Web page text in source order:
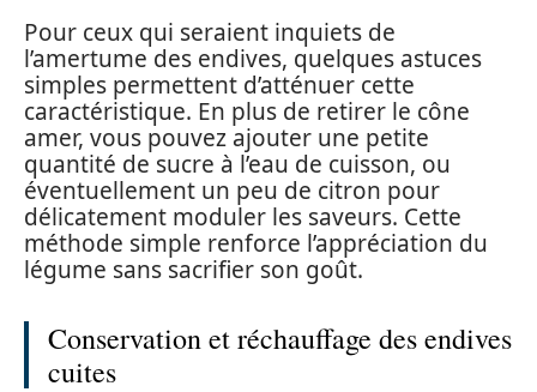
Pour ceux qui seraient inquiets de
l’amertume des endives, quelques astuces
simples permettent d’atténuer cette
caractéristique. En plus de retirer le cône
amer, vous pouvez ajouter une petite
quantité de sucre à l’eau de cuisson, ou
éventuellement un peu de citron pour
délicatement moduler les saveurs. Cette
méthode simple renforce l’appréciation du
légume sans sacrifier son goût.
Conservation et réchauffage des endives
cuites